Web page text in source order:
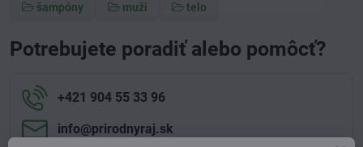
šampóny muži telo
Potrebujete poradiť alebo pomôcť?
+421 904 55 33 96
info​@prirodnyraj​.sk